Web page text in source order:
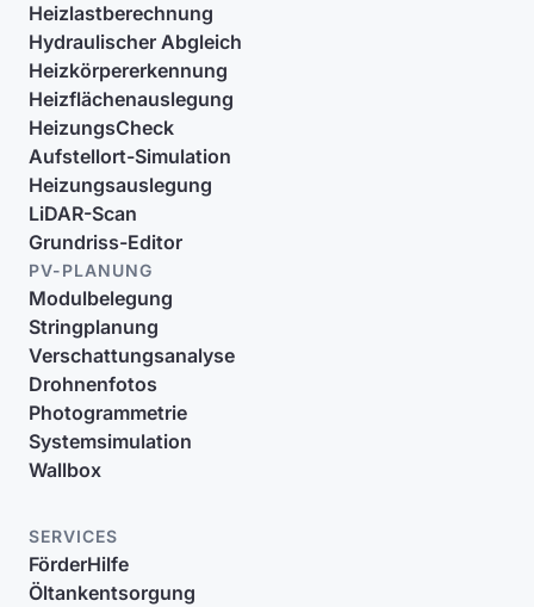
Heizlastberechnung
Hydraulischer Abgleich
Heizkörpererkennung
Heizflächenauslegung
HeizungsCheck
Aufstellort-Simulation
Heizungsauslegung
LiDAR-Scan
Grundriss-Editor
PV-PLANUNG
Modulbelegung
Stringplanung
Verschattungsanalyse
Drohnenfotos
Photogrammetrie
Systemsimulation
Wallbox
SERVICES
FörderHilfe
Öltankentsorgung